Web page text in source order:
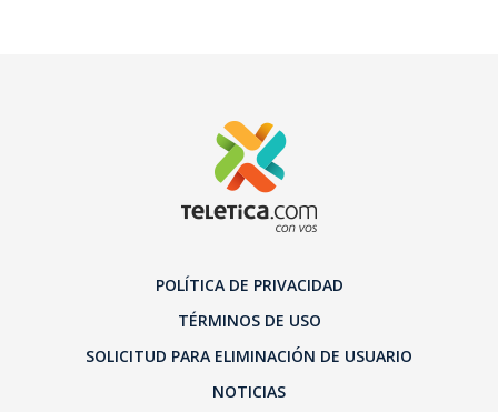
POLÍTICA DE PRIVACIDAD
TÉRMINOS DE USO
SOLICITUD PARA ELIMINACIÓN DE USUARIO
NOTICIAS